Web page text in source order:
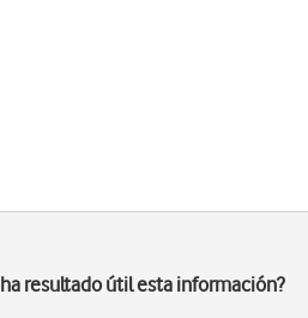
ha resultado útil esta información?